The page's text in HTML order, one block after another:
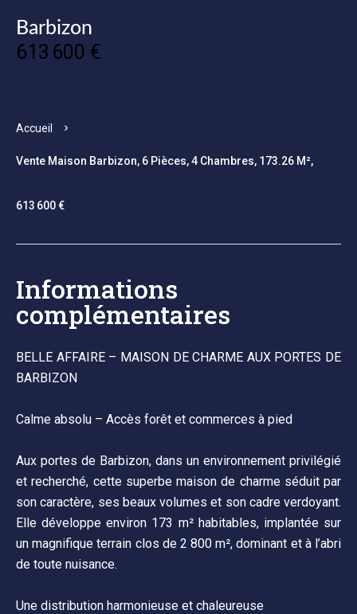
Barbizon
613 600 €
Accueil
Vente Maison Barbizon, 6 Pièces, 4 Chambres, 173.26 M²,
613 600 €
Informations
complémentaires
BELLE AFFAIRE – MAISON DE CHARME AUX PORTES DE
BARBIZON
Calme absolu – Accès forêt et commerces à pied
Aux portes de Barbizon, dans un environnement privilégié
et recherché, cette superbe maison de charme séduit par
son caractère, ses beaux volumes et son cadre verdoyant.
Elle développe environ 173 m² habitables, implantée sur
un magnifique terrain clos de 2 800 m², dominant et à l’abri
de toute nuisance.
Une distribution harmonieuse et chaleureuse